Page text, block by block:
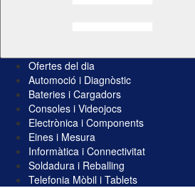
Ofertes del dia
Automoció i Diagnòstic
Bateries i Cargadors
Consoles i Videojocs
Electrònica i Components
Eines i Mesura
Informàtica i Connectivitat
Soldadura i Reballing
Telefonia Mòbil i Tablets